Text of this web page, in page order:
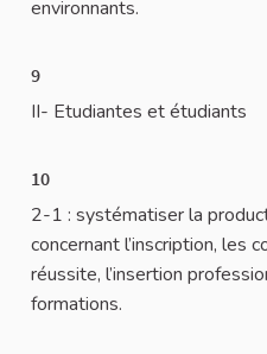
environnants.
9
II- Etudiantes et étudiants
10
2-1 : systématiser la
concernant l’inscription, les
réussite, l’insertion
formations.